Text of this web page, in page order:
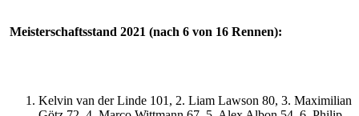
Meisterschaftsstand 2021 (nach 6 von 16 Rennen):
Kelvin van der Linde 101, 2. Liam Lawson 80, 3. Maximilian